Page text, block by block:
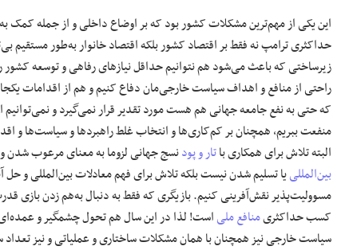
این یکی از مهم‌ترین مشکلات کشور بود که بر اوضاع داخلی و از جمله کمک
حداکثری ترامپ نه فقط بر اقتصاد کشور بلکه اقتصاد خانوار به‌طور مستقیم
زیرساختی که باعث می‌شود هم نتوانیم حداقل نیازهای رفاهی و توسعه کشور
راحتی از منافع و اهداف سیاست خارجی‌مان دفاع کنیم و هم از اقدامات
که حتی به نفع جامعه جهانی هم هست مورد تقدیر قرار نمی‌گیرد و نمی‌توانیم
منفعت ببریم، همچنان بر کم‌کاری‌ها و انتخاب غلط راهبردها و سیاست‌ها و
البته تلاش برای همکاری باتار و پودنسج جهانی لزوما به معنای مرعوب شدن
بین‌المللییا تسلیم شدن نیست بلکه تلاش برای فهم معادلات بین‌المللی و حل
مسوولیت‌پذیر نقش‌آفرینی کنیم. بازیگری که فقط به دنبال به‌هم زدن
کسب حداکثریمنافع ملیاست! لذا در این سال هم تحول چشمگیر و
سیاست خارجی نیز همچنان با همان مشکلات ساختاری و عملیاتی و نیز